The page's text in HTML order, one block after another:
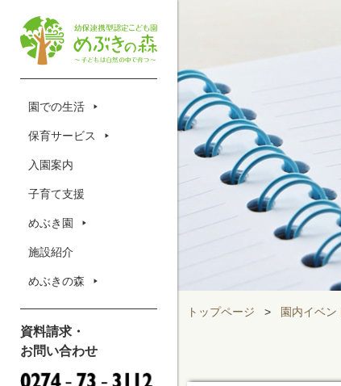
園での生活
保育サービス
入園案内
子育て支援
めぶき園
施設紹介
めぶきの森
資料請求・
お問い合わせ
トップページ > 園内イベン